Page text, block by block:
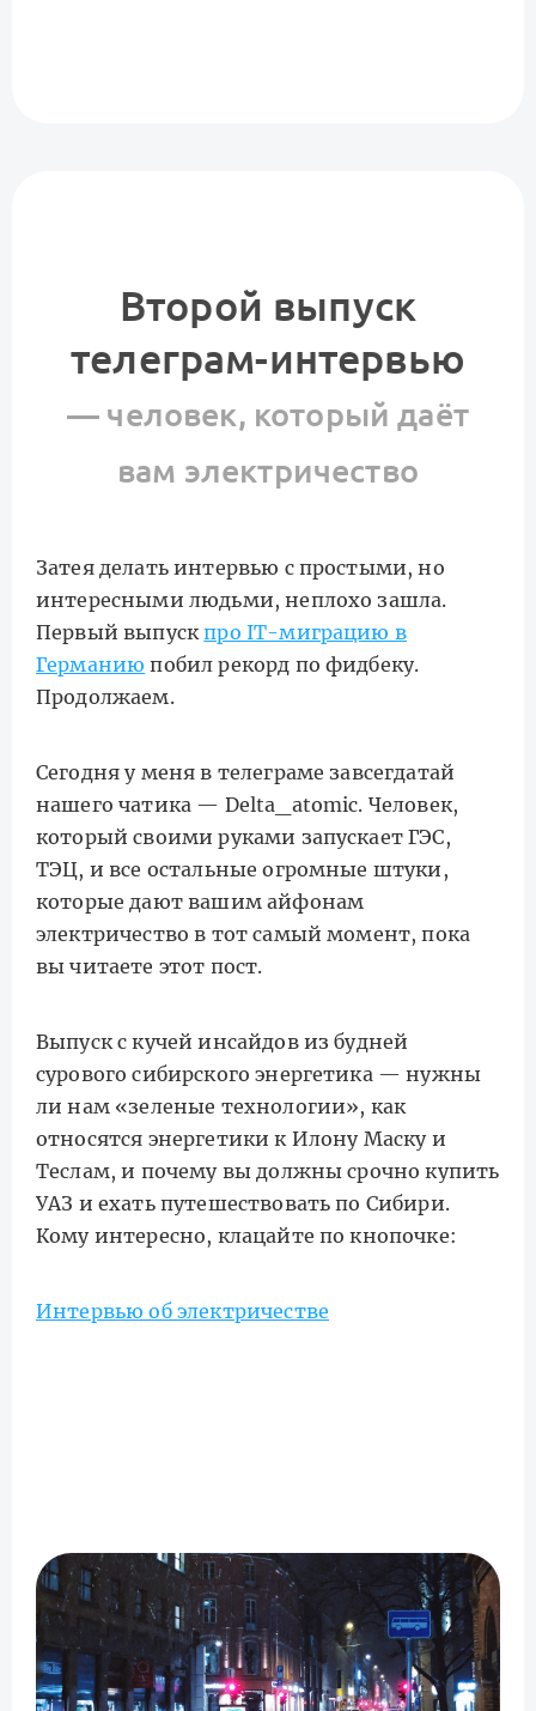
Второй выпуск
телеграм-интервью
— человек, который даёт
вам электричество
Затея делать интервью с простыми, но
интересными людьми, неплохо зашла.
Первый выпускпро IT-миграцию в
Германию побил рекорд по фидбеку.
Продолжаем.
Сегодня у меня в телеграме завсегдатай
нашего чатика — Delta_atomic. Человек,
который своими руками запускает ГЭС,
ТЭЦ, и все остальные огромные штуки,
которые дают вашим айфонам
электричество в тот самый момент, пока
вы читаете этот пост.
Выпуск с кучей инсайдов из будней
сурового сибирского энергетика — нужны
ли нам «зеленые технологии», как
относятся энергетики к Илону Маску и
Теслам, и почему вы должны срочно купить
УАЗ и ехать путешествовать по Сибири.
Кому интересно, клацайте по кнопочке:
Интервью об электричестве